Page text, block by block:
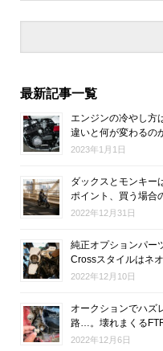
最新記事一覧
エンジンの冷やし方
違いと何が変わるの
2023年1月1日
ダックスとモンキー
ポイント、買う場合
2022年12月31日
純正オプションパー
Crossスタイルはネ
2022年12月10日
オークションでハズ
路…。壊れまくる
2022年12月6日